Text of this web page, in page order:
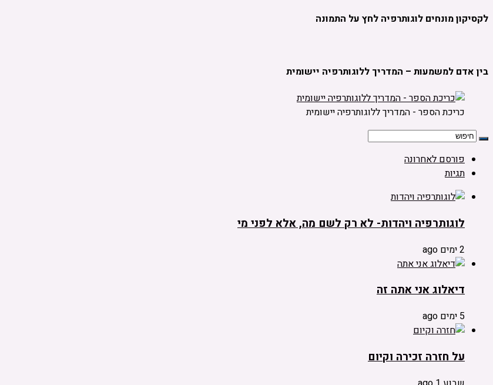
לקסיקון מונחים לוגותרפיה לחץ על התמונה
בין אדם למשמעות – המדריך ללוגותרפיה יישומית
כריכת הספר - המדריך ללוגותרפיה יישומית
פורסם לאחרונה
תגיות
לוגותרפיה ויהדות- לא רק לשם מה, אלא לפני מי
2 ימים ago
דיאלוג אני אתה זה
5 ימים ago
על חזרה זכירה וקיום